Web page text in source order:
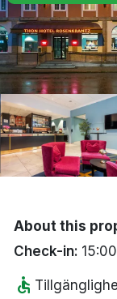
Malmö
Hela
Oslo
Bergen
About this
Check-in: 15:00
accessible